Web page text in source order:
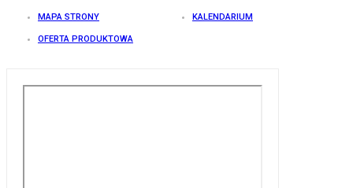
MAPA STRONY KALENDARIUM
OFERTA PRODUKTOWA